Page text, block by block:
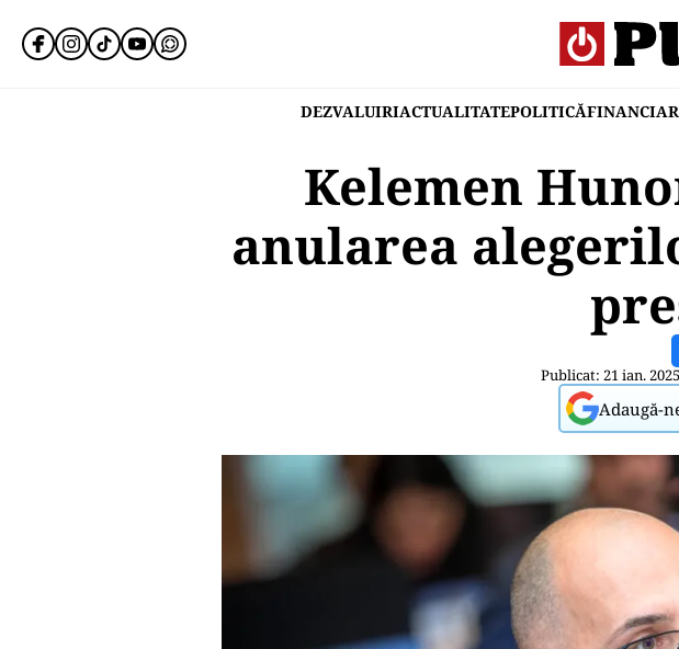
DEZVALUIRIACTUALITATEPOLITICĂFINANCIAR
Kelemen
anularea
Publicat: 21 ian.
Adaugă-